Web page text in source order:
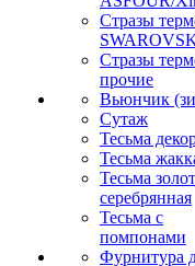
Стразы
Стразы
прочие
Вьюнчик
Сутаж
Тесьма
Тесьма
Тесьма
серебрянная
Тесьма с
помпонами
Фурнитура